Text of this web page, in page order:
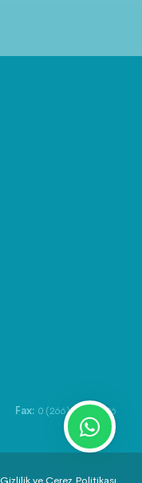
Fax: 0 (266) 422 10 06
Gizlilik ve Çerez Politikası